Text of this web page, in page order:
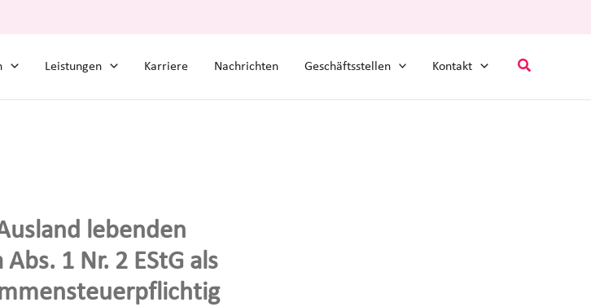
Leistungen Karriere Nachrichten Geschäftsstellen Kontakt Suchen
lebenden
1 Nr. 2 EStG als